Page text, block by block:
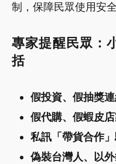
制，保障民眾使用安全
專家提醒民眾：
括
假投資、假抽獎連
假代購、假蝦皮
私訊「帶貨合作
偽裝台灣人、以